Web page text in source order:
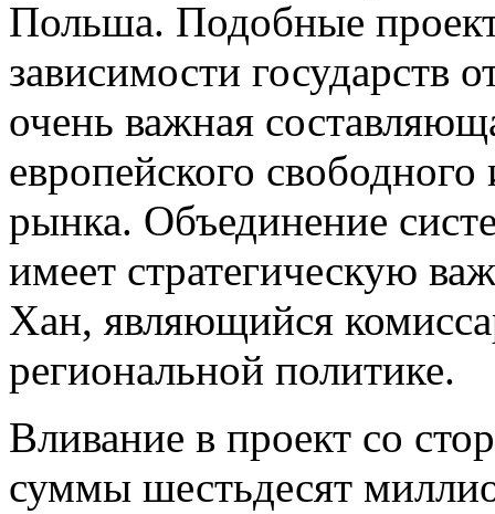
Польша. Подобные
зависимости государств
очень важная
европейского свободного
рынка. Объединение
имеет стратегическую
Хан, являющийся
региональной политике.
Вливание в проект со
суммы шестьдесят